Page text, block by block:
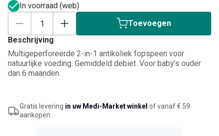
In voorraad (web)
Toevoegen
Beschrijving
Multigeperforeerde 2-in-1 antikoliek fopspeen voor
natuurlijke voeding. Gemiddeld debiet. Voor baby’s ouder
dan 6 maanden.
Gratis levering in uw Medi-Market winkel of vanaf € 59
aankopen